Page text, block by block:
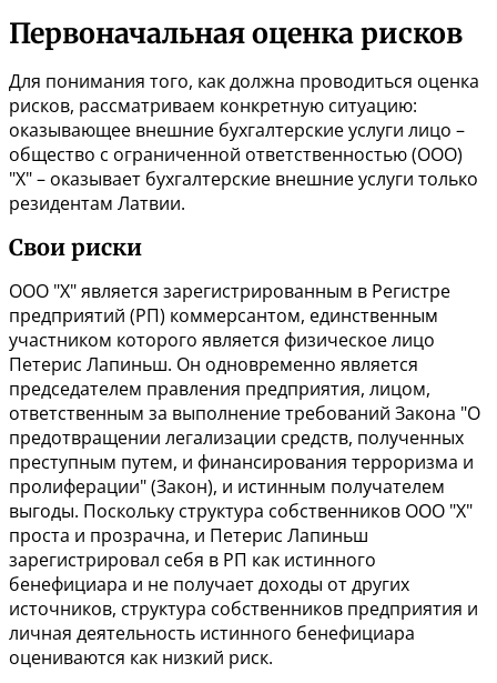
Первоначальная оценка рисков
Для понимания того, как должна проводиться оценка
рисков, рассматриваем конкретную ситуацию:
оказывающее внешние бухгалтерские услуги лицо –
общество с ограниченной ответственностью (ООО)
"Х" – оказывает бухгалтерские внешние услуги только
резидентам Латвии.
Свои риски
ООО "X" является зарегистрированным в Регистре
предприятий (РП) коммерсантом, единственным
участником которого является физическое лицо
Петерис Лапиньш. Он одновременно является
председателем правления предприятия, лицом,
ответственным за выполнение требований Закона "О
предотвращении легализации средств, полученных
преступным путем, и финансирования терроризма и
пролиферации" (Закон), и истинным получателем
выгоды. Поскольку структура собственников ООО "Х"
проста и прозрачна, и Петерис Лапиньш
зарегистрировал себя в РП как истинного
бенефициара и не получает доходы от других
источников, структура собственников предприятия и
личная деятельность истинного бенефициара
оцениваются как низкий риск.